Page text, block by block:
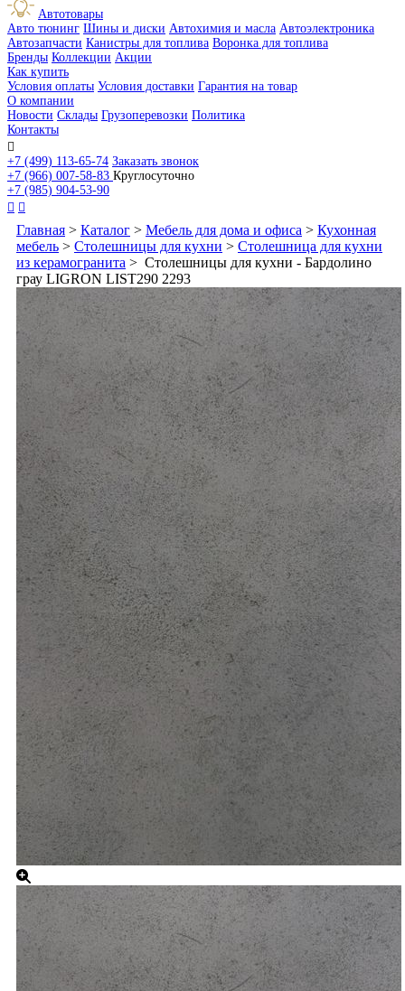
Автотовары
Авто тюнинг Шины и диски Автохимия и масла Автоэлектроника
Автозапчасти Канистры для топлива Воронка для топлива
Бренды Коллекции Акции
Как купить
Условия оплаты Условия доставки Гарантия на товар
О компании
Новости Склады Грузоперевозки Политика
Контакты

+7 (499) 113-65-74 Заказать звонок
+7 (966) 007-58-83 Круглосуточно
+7 (985) 904-53-90
 
Главная > Каталог > Мебель для дома и офиса > Кухонная
мебель > Столешницы для кухни > Столешница для кухни
из керамогранита > Столешницы для кухни - Бардолино
грау LIGRON LIST290 2293